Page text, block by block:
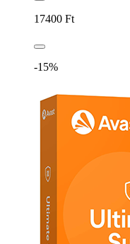
17400 Ft
-15%